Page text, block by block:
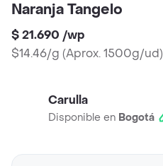
Naranja Tangelo
$ 21.690 /wp
$14.46/g (Aprox. 1500g/ud)
Carulla
Disponible en Bogotá